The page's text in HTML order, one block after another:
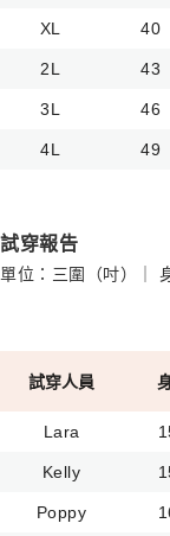
XL 40
2L 43
3L 46
4L 49
試穿報告
單位：三圍（吋）｜
試穿人員
Lara
Kelly
Poppy